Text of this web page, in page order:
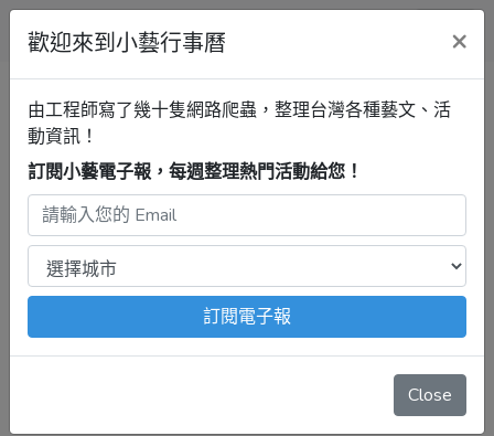
小藝行事曆
全部 展覽 音樂 戲劇 講座 清單
花蓮行事曆 講座 最新活動
2025年5月11日
注意：出發前請去官網再次確認！
本站內容由程式自動抓
取，沒有算到疫情影響、例行休館日、國定假日、移師外地
歡迎來到小藝行事曆 ×
由工程師寫了幾十隻網路爬蟲，整理台灣各種藝文、活
動資訊！
訂閱小藝電子報，每週整理熱門活動給您！
訂閱電子報
Close